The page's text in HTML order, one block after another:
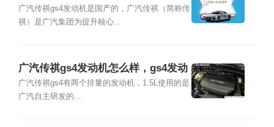
广汽传祺gs4发动机是国产的，广汽传祺（简称传
祺）是广汽集团为提升核心...
广汽传祺gs4发动机怎么样，gs4发动
机是哪里的
广汽传祺gs4有两个排量的发动机，1.5L使用的是
广汽自主研发的...